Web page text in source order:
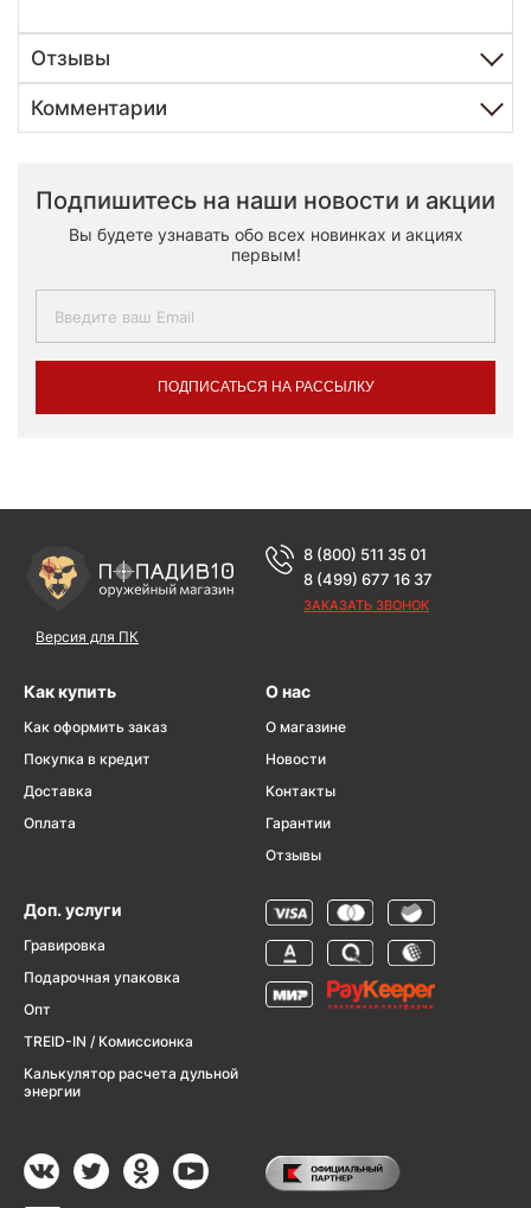
Отзывы
Комментарии
Подпишитесь на наши новости и акции
Вы будете узнавать обо всех новинках и акциях
первым!
ПОДПИСАТЬСЯ НА РАССЫЛКУ
Версия для ПК
8 (800) 511 35 01
8 (499) 677 16 37
ЗАКАЗАТЬ ЗВОНОК
Как купить
Как оформить заказ
Покупка в кредит
Доставка
Оплата
О нас
О магазине
Новости
Контакты
Гарантии
Отзывы
Доп. услуги
Гравировка
Подарочная упаковка
Опт
TREID-IN / Комиссионка
Калькулятор расчета дульной
энергии